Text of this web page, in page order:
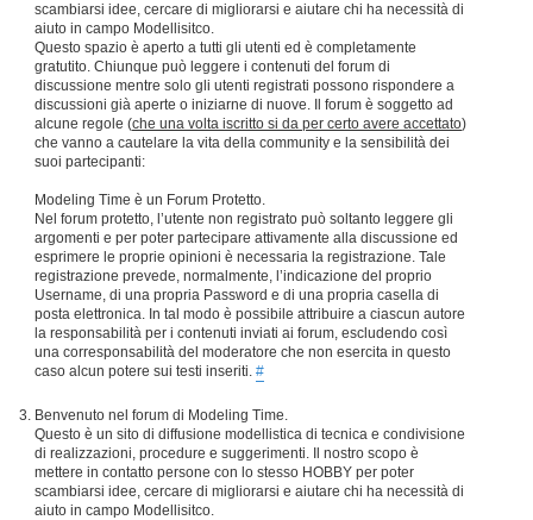
scambiarsi idee, cercare di migliorarsi e aiutare chi ha necessità di
aiuto in campo Modellisitco.
Questo spazio è aperto a tutti gli utenti ed è completamente
gratutito. Chiunque può leggere i contenuti del forum di
discussione mentre solo gli utenti registrati possono rispondere a
discussioni già aperte o iniziarne di nuove. Il forum è soggetto ad
alcune regole (che una volta iscritto si da per certo avere accettato)
che vanno a cautelare la vita della community e la sensibilità dei
suoi partecipanti:
Modeling Time è un Forum Protetto.
Nel forum protetto, l’utente non registrato può soltanto leggere gli
argomenti e per poter partecipare attivamente alla discussione ed
esprimere le proprie opinioni è necessaria la registrazione. Tale
registrazione prevede, normalmente, l’indicazione del proprio
Username, di una propria Password e di una propria casella di
posta elettronica. In tal modo è possibile attribuire a ciascun autore
la responsabilità per i contenuti inviati ai forum, escludendo così
una corresponsabilità del moderatore che non esercita in questo
caso alcun potere sui testi inseriti. #
Benvenuto nel forum di Modeling Time.
Questo è un sito di diffusione modellistica di tecnica e condivisione
di realizzazioni, procedure e suggerimenti. Il nostro scopo è
mettere in contatto persone con lo stesso HOBBY per poter
scambiarsi idee, cercare di migliorarsi e aiutare chi ha necessità di
aiuto in campo Modellisitco.